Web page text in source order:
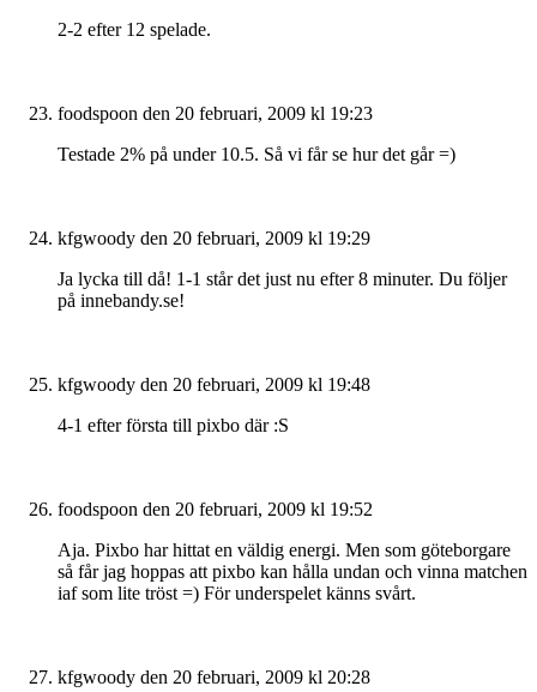
2-2 efter 12 spelade.
foodspoon den 20 februari, 2009 kl 19:23
Testade 2% på under 10.5. Så vi får se hur det går =)
kfgwoody den 20 februari, 2009 kl 19:29
Ja lycka till då! 1-1 står det just nu efter 8 minuter. Du följer
på innebandy.se!
kfgwoody den 20 februari, 2009 kl 19:48
4-1 efter första till pixbo där :S
foodspoon den 20 februari, 2009 kl 19:52
Aja. Pixbo har hittat en väldig energi. Men som göteborgare
så får jag hoppas att pixbo kan hålla undan och vinna matchen
iaf som lite tröst =) För underspelet känns svårt.
kfgwoody den 20 februari, 2009 kl 20:28